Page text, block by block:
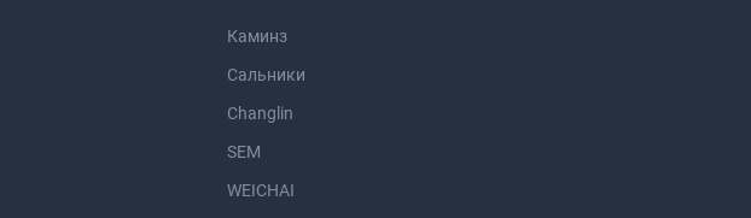
Каминз
Сальники
Changlin
SEM
WEICHAI